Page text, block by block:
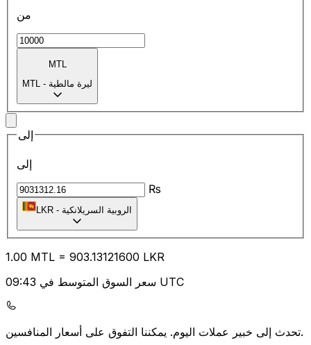
من
MTL
MTL - ليرة مالطية
إلى
إلى
₨
LKR - الروبية السريلانكية
1.00 MTL = 903.13121600 LKR
سعر السوق المتوسط في 09:43 UTC
تحدث إلى خبير عملات اليوم.يمكننا التفوق على أسعار المنافسين.